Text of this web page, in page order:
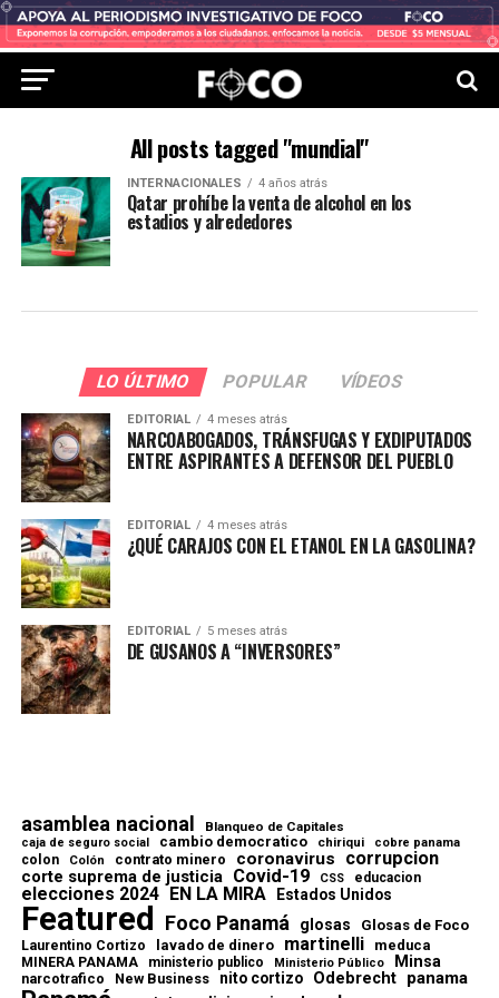
All posts tagged "mundial"
INTERNACIONALES 4 años atrás
Qatar prohíbe la venta de alcohol en los
estadios y alrededores
LO ÚLTIMO POPULAR VÍDEOS
EDITORIAL 4 meses atrás
NARCOABOGADOS, TRÁNSFUGAS Y EXDIPUTADOS
ENTRE ASPIRANTES A DEFENSOR DEL PUEBLO
EDITORIAL 4 meses atrás
¿QUÉ CARAJOS CON EL ETANOL EN LA GASOLINA?
EDITORIAL 5 meses atrás
DE GUSANOS A “INVERSORES”
asamblea nacional Blanqueo de Capitales
caja de seguro social cambio democratico chiriqui cobre panama
colon Colón contrato minero coronavirus corrupcion
corte suprema de justicia Covid-19 CSS educacion
elecciones 2024 EN LA MIRA Estados Unidos
Featured Foco Panamá glosas Glosas de Foco
Laurentino Cortizo lavado de dinero martinelli meduca
MINERA PANAMA ministerio publico Ministerio Público Minsa
narcotrafico New Business nito cortizo Odebrecht panama